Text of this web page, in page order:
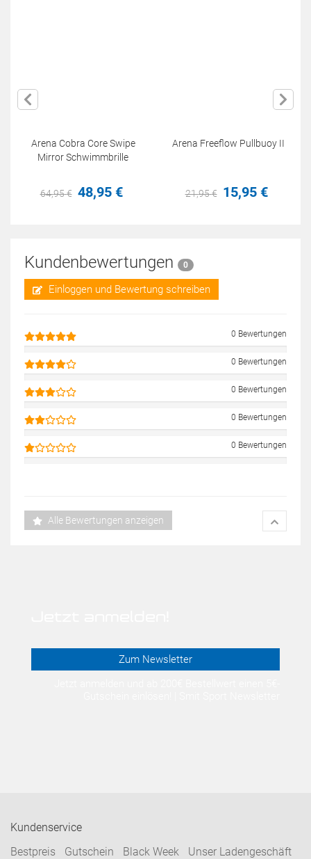
Arena Cobra Core Swipe
Mirror Schwimmbrille
64,95€ 48,95 €
Arena Freeflow Pullbuoy II
21,95€ 15,95 €
Kundenbewertungen 0
Einloggen und Bewertung schreiben
0 Bewertungen
0 Bewertungen
0 Bewertungen
0 Bewertungen
0 Bewertungen
Alle Bewertungen anzeigen
Zum Newsletter
Kundenservice
Bestpreis
Gutschein Black Week
Unser Ladengeschäft